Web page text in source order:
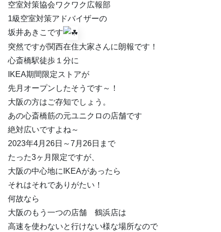
空室対策協会ワクワク広報部
1級空室対策アドバイザーの
坂井あきこです
突然ですが関西在住大家さんに朗報です！
心斎橋駅徒歩１分に
IKEA期間限定ストアが
先月オープンしたそうです～！
大阪の方はご存知でしょう。
あの心斎橋筋の元ユニクロの店舗です
絶対広いですよね～
2023年4月26日～7月26日まで
たった3ヶ月限定ですが、
大阪の中心地にIKEAがあったら
それはそれでありがたい！
何故なら
大阪のもう一つの店舗 鶴浜店は
高速を使わないと行けない様な場所なので